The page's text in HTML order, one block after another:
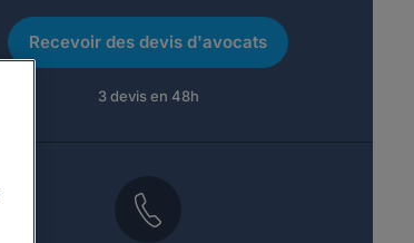
Recevoir des devis d'avocats
3 devis en 48h